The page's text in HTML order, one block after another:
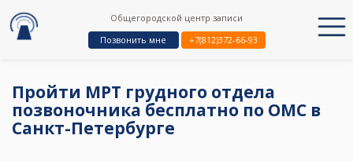
Общегородской центр записи
Позвонить мне
+7(812)372-66-93
Пройти МРТ грудного отдела
позвоночника бесплатно по ОМС в
Санкт-Петербурге